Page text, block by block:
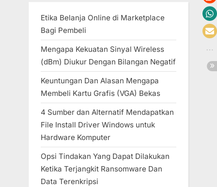
Etika Belanja Online di Marketplace
Bagi Pembeli
Mengapa Kekuatan Sinyal Wireless
(dBm) Diukur Dengan Bilangan Negatif
Keuntungan Dan Alasan Mengapa
Membeli Kartu Grafis (VGA) Bekas
4 Sumber dan Alternatif Mendapatkan
File Install Driver Windows untuk
Hardware Komputer
Opsi Tindakan Yang Dapat Dilakukan
Ketika Terjangkit Ransomware Dan
Data Terenkripsi